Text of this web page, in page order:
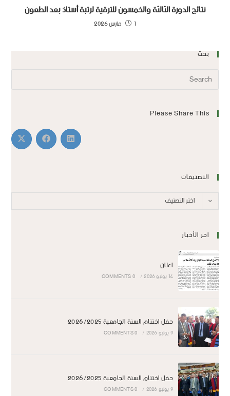
نتائج الدورة الثالثة والخمسون للترقية لرتبة أستاذ بعد الطعون
1 مارس 2026
بحث
Please Share This
التصنيفات
اختر التصنيف
اخر الأخبار
اعلان
14 يوليو 2026 /
0 COMMENTS
حفل اختتام السنة الجامعية 2026/2025
9 يوليو 2026 /
0 COMMENTS
حفل اختتام السنة الجامعية 2026/2025
9 يوليو 2026 /
0 COMMENTS